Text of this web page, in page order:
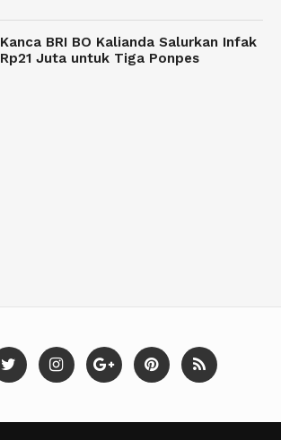
Kanca BRI BO Kalianda Salurkan Infak
Rp21 Juta untuk Tiga Ponpes